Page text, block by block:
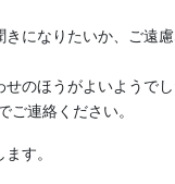
きになりたいか、ご遠
のほうがよいようでし
ご連絡ください。
す。